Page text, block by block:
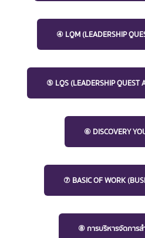
④ LQM (LEADERSHIP
⑤ LQS (LEADERSHIP QUEST
⑥ DISCOVERY
⑦ BASIC OF WORK
⑧ การบริหารจัดการ